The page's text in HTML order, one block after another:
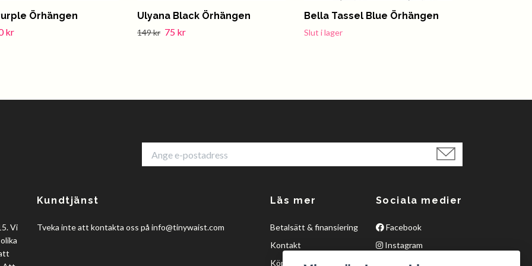
Örhängen
kr
Ulyana Black Örhängen
149 kr 75 kr
Bella Tassel Blue Örhängen
Slut i lager
Vi
Kundtjänst
Tveka inte att kontakta oss på info@tinywaist.com
Läs mer
Betalsätt & finansiering
Kontakt
Köpvillkor
Sociala medier
Facebook
Instagram
Twitter